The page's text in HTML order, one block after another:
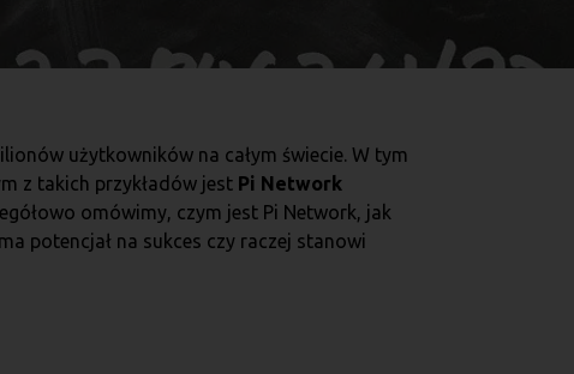
użytkowników na całym świecie. W tym
z takich przykładów jest Pi Network
omówimy, czym jest Pi Network, jak
potencjał na sukces czy raczej stanowi